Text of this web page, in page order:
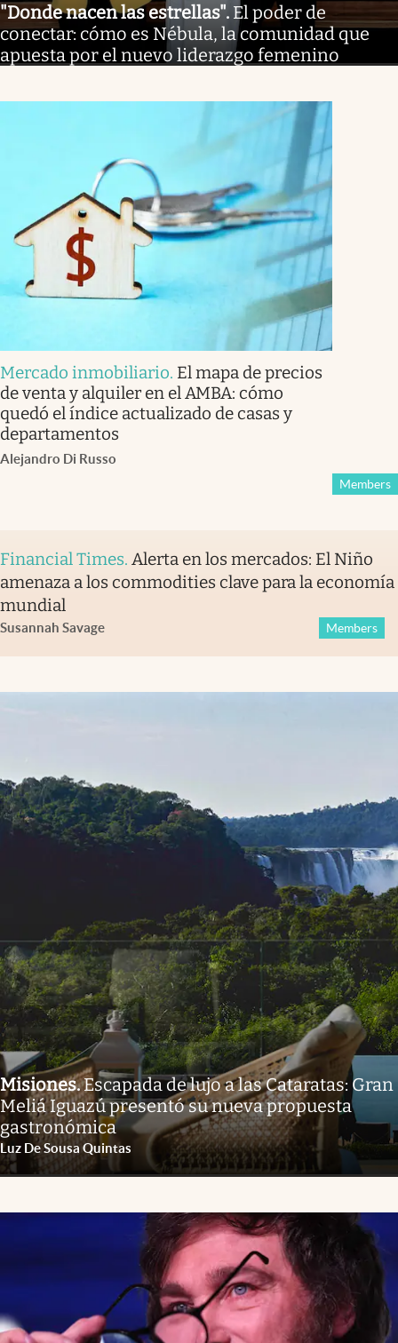
"Donde nacen las estrellas". El poder de
conectar: cómo es Nébula, la comunidad que
apuesta por el nuevo liderazgo femenino
Mercado inmobiliario. El mapa de precios
de venta y alquiler en el AMBA: cómo
quedó el índice actualizado de casas y
departamentos
Alejandro Di Russo
Members
Financial Times. Alerta en los mercados: El Niño
amenaza a los commodities clave para la economía
mundial
Susannah Savage Members
Misiones.Escapada de lujo a las Cataratas: Gran
Meliá Iguazú presentó su nueva propuesta
gastronómica
Luz De Sousa Quintas